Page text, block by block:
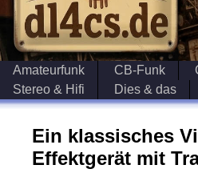
Amateurfunk CB-Funk
Stereo & Hifi
Dies & das
Ein klassisches
Effektgerät mit